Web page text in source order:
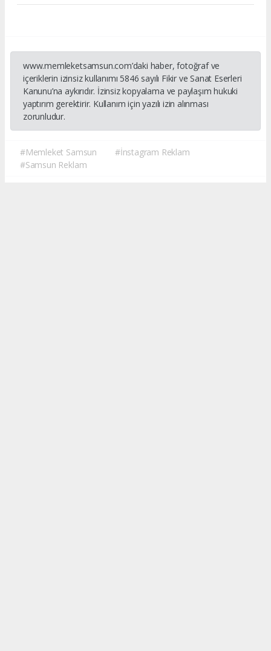
www.memleketsamsun.com’daki haber, fotoğraf ve
içeriklerin izinsiz kullanımı 5846 sayılı Fikir ve Sanat Eserleri
Kanunu’na aykırıdır. İzinsiz kopyalama ve paylaşım hukuki
yaptırım gerektirir. Kullanım için yazılı izin alınması
zorunludur.
#Memleket Samsun
#İnstagram Reklam
#Samsun Reklam